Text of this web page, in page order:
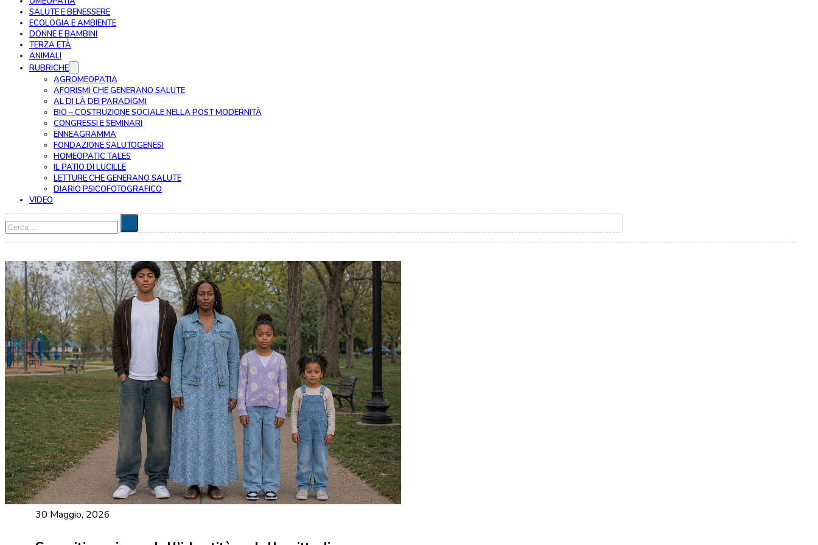
SALUTE E BENESSERE
ECOLOGIA E AMBIENTE
DONNE E BAMBINI
TERZA ETÀ
ANIMALI
RUBRICHE
AGROMEOPATIA
AFORISMI CHE GENERANO SALUTE
AL DI LÀ DEI PARADIGMI
BIO – COSTRUZIONE SOCIALE NELLA POST MODERNITÀ
CONGRESSI E SEMINARI
ENNEAGRAMMA
FONDAZIONE SALUTOGENESI
HOMEOPATIC TALES
IL PATIO DI LUCILLE
LETTURE CHE GENERANO SALUTE
DIARIO PSICOFOTOGRAFICO
VIDEO
Cerca
30 Maggio, 2026